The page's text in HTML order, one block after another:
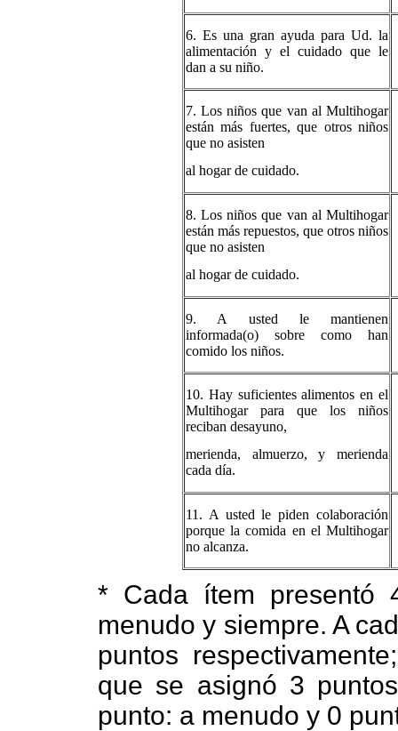
6. Es una gran ayuda para Ud. la
alimentación y el cuidado que le
dan a su niño.
7. Los niños que van al Multihogar
están más fuertes, que otros niños
que no asisten
al hogar de cuidado.
8. Los niños que van al Multihogar
están más repuestos, que otros niños
que no asisten
al hogar de cuidado.
9. A usted le mantienen
informada(o) sobre como han
comido los niños.
10. Hay suficientes alimentos en el
Multihogar para que los niños
reciban desayuno,
merienda, almuerzo, y merienda
cada día.
11. A usted le piden colaboración
porque la comida en el Multihogar
no alcanza.
* Cada ítem
menudo y siempre. A
puntos
que se asignó 3
punto: a menudo y 0